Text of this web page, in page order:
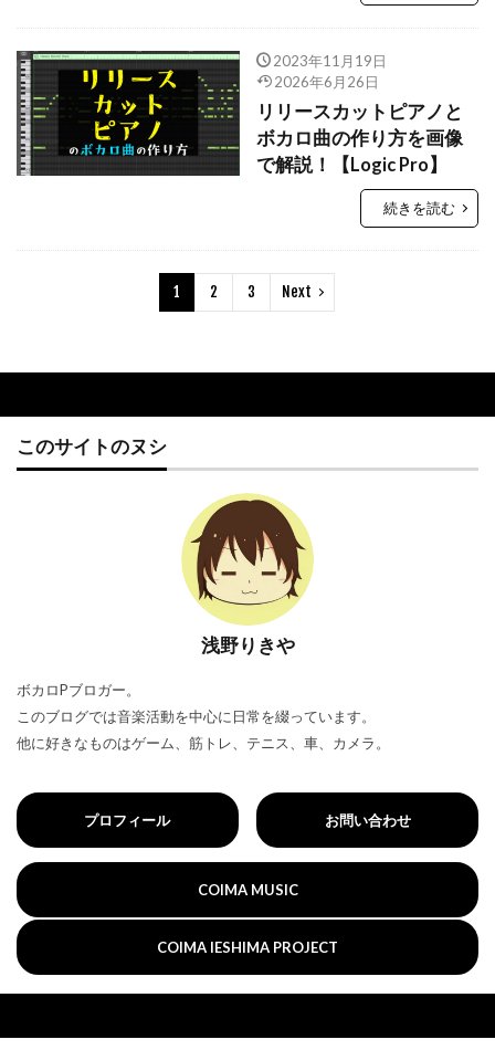
2023年11月19日
2026年6月26日
リリースカットピアノと
ボカロ曲の作り方を画像
で解説！【Logic Pro】
続きを読む
1 2 3 Next
このサイトのヌシ
浅野りきや
ボカロPブロガー。
このブログでは音楽活動を中心に日常を綴っています。
他に好きなものはゲーム、筋トレ、テニス、車、カメラ。
プロフィール お問い合わせ
COIMA MUSIC
COIMA IESHIMA PROJECT